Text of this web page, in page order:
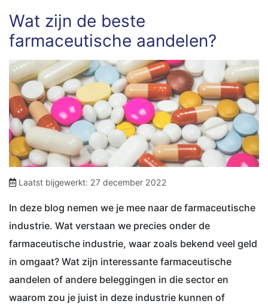
Wat zijn de beste
farmaceutische aandelen?
Laatst bijgewerkt: 27 december 2022
In deze blog nemen we je mee naar de farmaceutische
industrie. Wat verstaan we precies onder de
farmaceutische industrie, waar zoals bekend veel geld
in omgaat? Wat zijn interessante farmaceutische
aandelen of andere beleggingen in die sector en
waarom zou je juist in deze industrie kunnen of